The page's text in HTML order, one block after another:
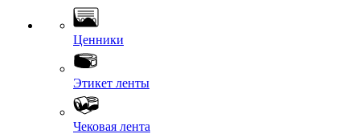
Ценники
Этикет ленты
Чековая лента